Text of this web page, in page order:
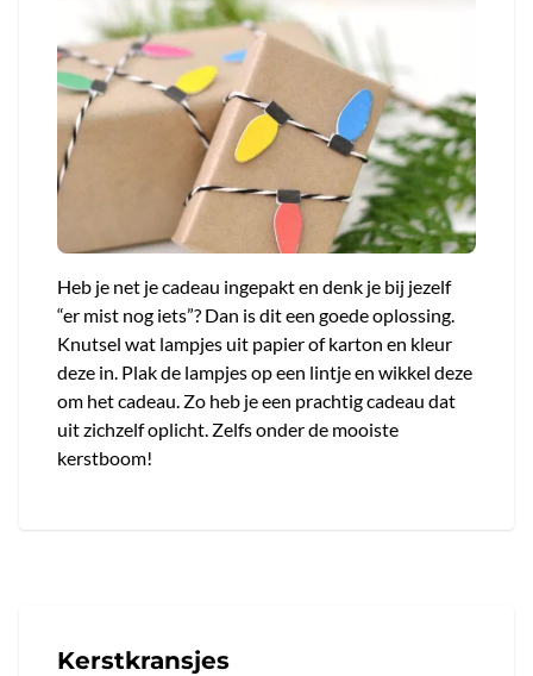
Heb je net je cadeau ingepakt en denk je bij jezelf
“er mist nog iets”? Dan is dit een goede oplossing.
Knutsel wat lampjes uit papier of karton en kleur
deze in. Plak de lampjes op een lintje en wikkel deze
om het cadeau. Zo heb je een prachtig cadeau dat
uit zichzelf oplicht. Zelfs onder de mooiste
kerstboom!
Kerstkransjes